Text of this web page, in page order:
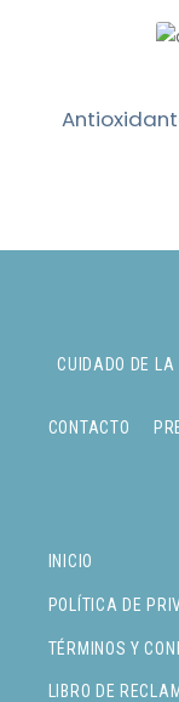
INICIO
POLÍTICA DE
TÉRMINOS Y
LIBRO DE
CUIDADO DE
CONTACTO